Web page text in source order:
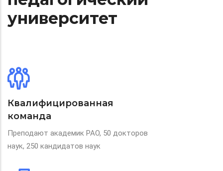
университет
Квалифицированная
команда
Преподают академик РАО, 50 докторов
наук, 250 кандидатов наук